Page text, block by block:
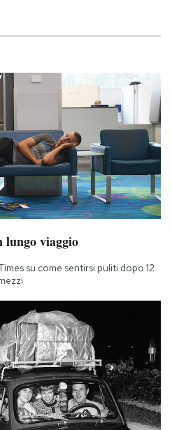
lungo viaggio
su come sentirsi puliti dopo 12